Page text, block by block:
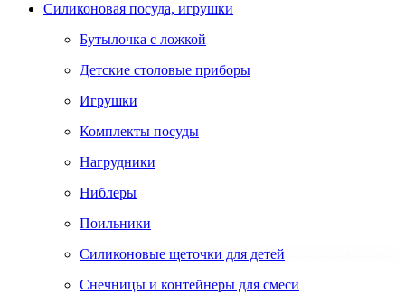
Силиконовая посуда, игрушки
Бутылочка с ложкой
Детские столовые приборы
Игрушки
Комплекты посуды
Нагрудники
Ниблеры
Поильники
Силиконовые щеточки для детей
Снечницы и контейнеры для смеси